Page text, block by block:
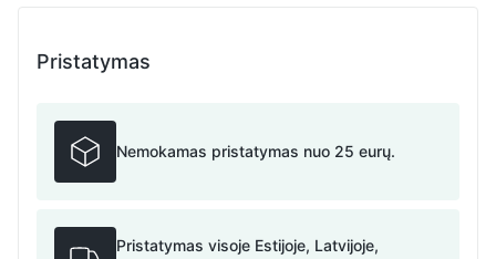
Pristatymas
Nemokamas pristatymas nuo 25 eurų.
Pristatymas visoje Estijoje, Latvijoje,